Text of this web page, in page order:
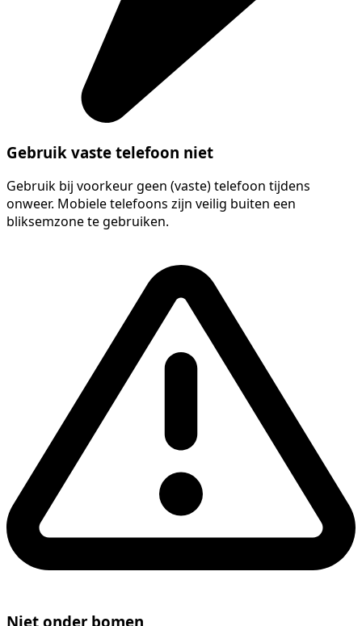
Gebruik vaste telefoon niet
Gebruik bij voorkeur geen (vaste) telefoon tijdens
onweer. Mobiele telefoons zijn veilig buiten een
bliksemzone te gebruiken.
Niet onder bomen